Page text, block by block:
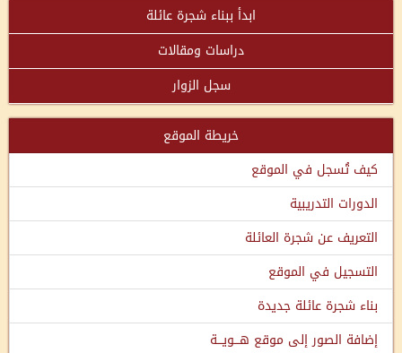
ابدأ ببناء شجرة عائلة
دراسات ومقالات
سجل الزوار
خريطة الموقع
كيف تُسجل في الموقع
الدورات التدريبية
التعريف عن شجرة العائلة
التسجيل في الموقع
بناء شجرة عائلة جديدة
إضافة الصور إلى موقع هـــويـــة